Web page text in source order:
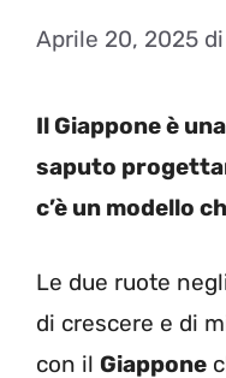
Aprile 20, 2025 di
Il Giappone è
saputo
c’è un modello
Le due ruote
di crescere e di
con il Giappone